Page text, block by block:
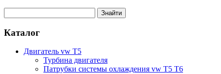
Каталог
Двигатель vw T5
Турбина двигателя
Патрубки системы охлаждения vw T5 T6